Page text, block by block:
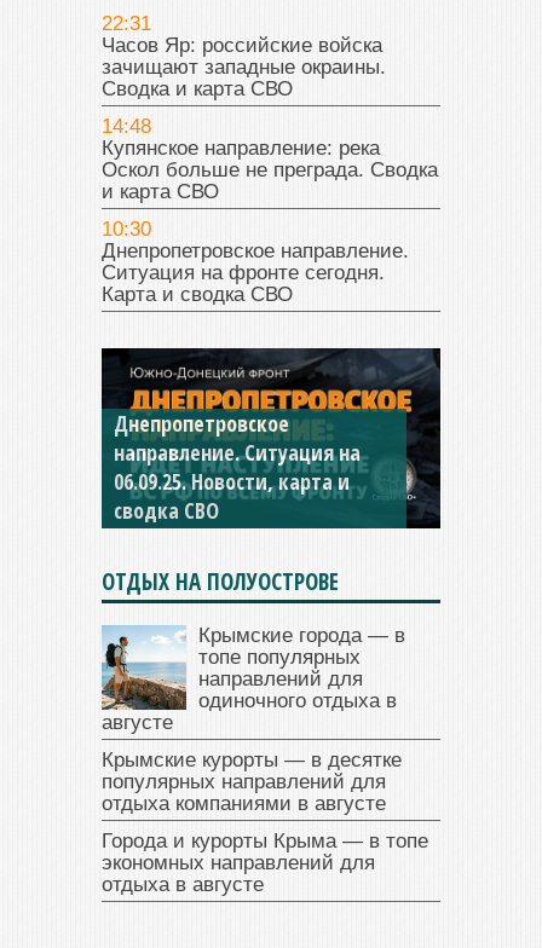
22:31
Часов Яр: российские войска
зачищают западные окраины.
Сводка и карта СВО
14:48
Купянское направление: река
Оскол больше не преграда. Сводка
и карта СВО
10:30
Днепропетровское направление.
Ситуация на фронте сегодня.
Карта и сводка СВО
Константиновское
направление. Ситуация на
04.09.25 Новости, карта и
сводка СВО
ОТДЫХ НА ПОЛУОСТРОВЕ
Крымские города — в
топе популярных
направлений для
одиночного отдыха в
августе
Крымские курорты — в десятке
популярных направлений для
отдыха компаниями в августе
Города и курорты Крыма — в топе
экономных направлений для
отдыха в августе